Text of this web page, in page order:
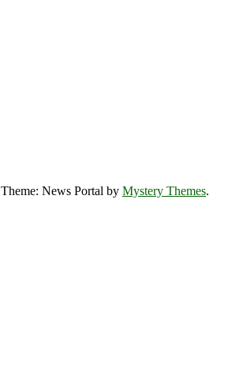
Theme: News Portal by Mystery Themes.